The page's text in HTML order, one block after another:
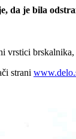
da je bila
vrstici
strani